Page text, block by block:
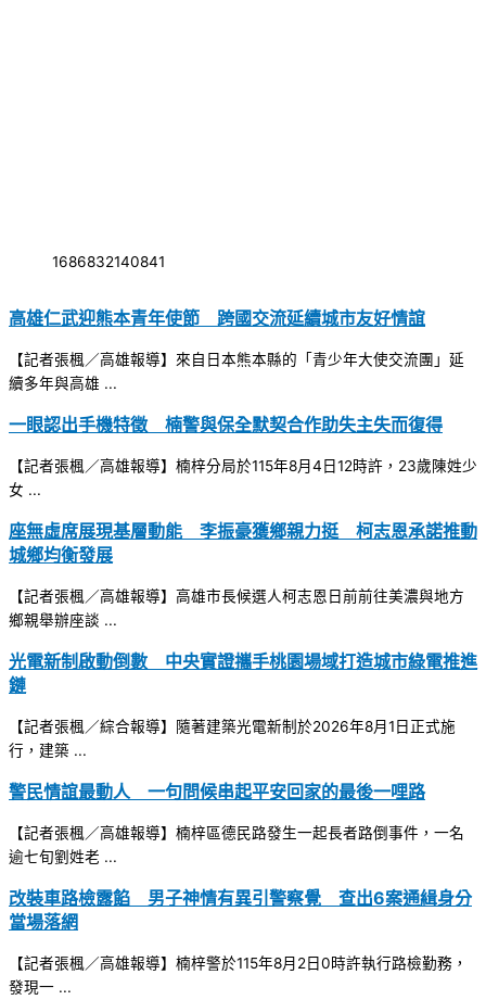
1686832140841
高雄仁武迎熊本青年使節 跨國交流延續城市友好情誼
【記者張楓／高雄報導】來自日本熊本縣的「青少年大使交流團」延
續多年與高雄 ...
一眼認出手機特徵 楠警與保全默契合作助失主失而復得
【記者張楓／高雄報導】楠梓分局於115年8月4日12時許，23歲陳姓少
女 ...
座無虛席展現基層動能 李振豪獲鄉親力挺 柯志恩承諾推動
城鄉均衡發展
【記者張楓／高雄報導】高雄市長候選人柯志恩日前前往美濃與地方
鄉親舉辦座談 ...
光電新制啟動倒數 中央實證攜手桃園場域打造城市綠電推進
鏈
【記者張楓／綜合報導】隨著建築光電新制於2026年8月1日正式施
行，建築 ...
警民情誼最動人 一句問候串起平安回家的最後一哩路
【記者張楓／高雄報導】楠梓區德民路發生一起長者路倒事件，一名
逾七旬劉姓老 ...
改裝車路檢露餡 男子神情有異引警察覺 查出6案通緝身分
當場落網
【記者張楓／高雄報導】楠梓警於115年8月2日0時許執行路檢勤務，
發現一 ...